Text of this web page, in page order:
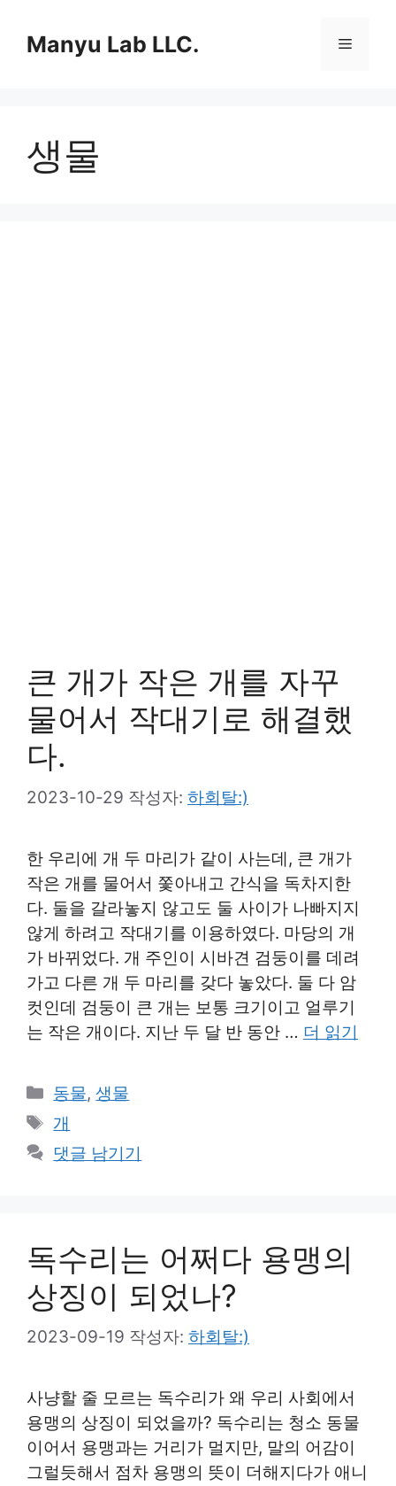
Manyu Lab LLC. 메
생물
큰 개가 작은 개를 자꾸
물어서 작대기로 해결했
다.
2023-10-29 작성자: 하회탈:)
한 우리에 개 두 마리가 같이 사는데, 큰 개가
작은 개를 물어서 쫓아내고 간식을 독차지한
다. 둘을 갈라놓지 않고도 둘 사이가 나빠지지
않게 하려고 작대기를 이용하였다. 마당의 개
가 바뀌었다. 개 주인이 시바견 검둥이를 데려
가고 다른 개 두 마리를 갖다 놓았다. 둘 다 암
컷인데 검둥이 큰 개는 보통 크기이고 얼루기
는 작은 개이다. 지난 두 달 반 동안 … 더 읽기
카
테
고
리
동물,생물
태
그
개
댓글 남기기
독수리는 어쩌다 용맹의
상징이 되었나?
2023-09-19 작성자: 하회탈:)
사냥할 줄 모르는 독수리가 왜 우리 사회에서
용맹의 상징이 되었을까? 독수리는 청소 동물
이어서 용맹과는 거리가 멀지만, 말의 어감이
그럴듯해서 점차 용맹의 뜻이 더해지다가 애니